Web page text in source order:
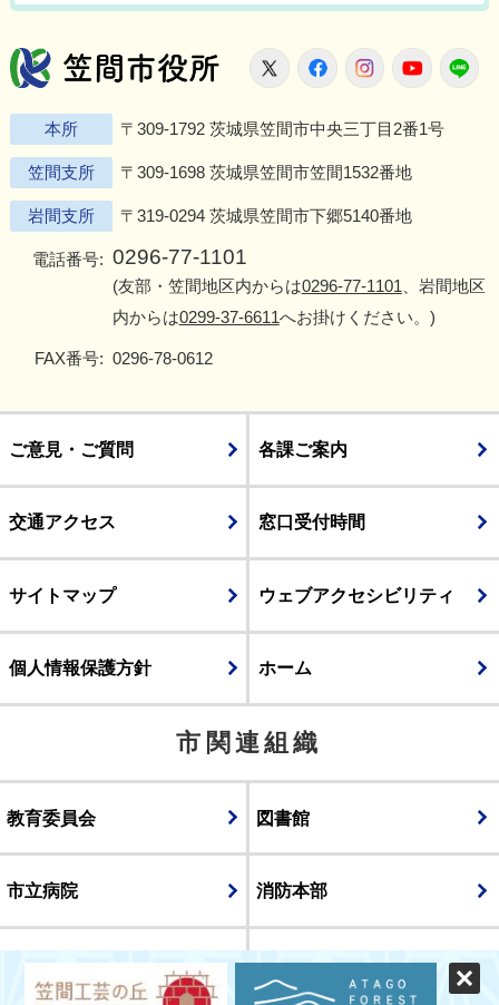
笠間市役所
X FacebookInstagram
本所 〒309-1792 茨城県笠間市中央三丁目2番1号
笠間支所 〒309-1698 茨城県笠間市笠間1532番地
岩間支所 〒319-0294 茨城県笠間市下郷5140番地
電話番号: 0296-77-1101
(友部・笠間地区内からは0296-77-1101 、岩間地区
内からは0299-37-6611へお掛けください。)
FAX番号: 0296-78-0612
ご意見・ご質問 各課ご案内
交通アクセス 窓口受付時間
サイトマップ ウェブアクセシビリティ
個人情報保護方針 ホーム
市関連組織
教育委員会 図書館
市立病院 消防本部
議会